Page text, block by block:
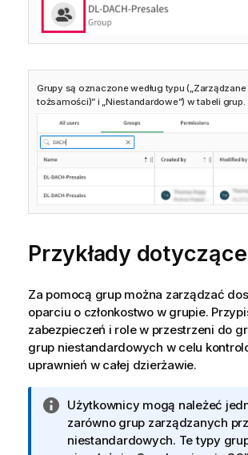
Grupy są oznaczone według typu
tożsamości)” i „Niestandardowe”) w tabeli grup.
Przykłady
Za pomocą grup można zarządzać
oparciu o członkostwo w grupie.
zabezpieczeń i role w przestrzeni do
grup niestandardowych w celu
uprawnień w całej dzierżawie.
I
n
f
Użytkownicy mogą należeć
zarówno grup zarządzanych
niestandardowych. Te typy